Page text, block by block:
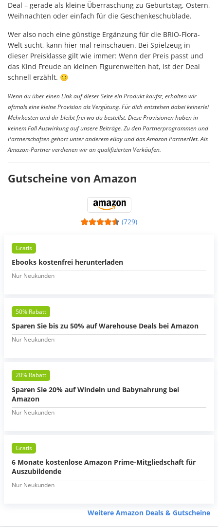
Deal – gerade als kleine Überraschung zu Geburtstag, Ostern,
Weihnachten oder einfach für die Geschenkeschublade.
Wer also noch eine günstige Ergänzung für die BRIO-Flora-
Welt sucht, kann hier mal reinschauen. Bei Spielzeug in
dieser Preisklasse gilt wie immer: Wenn der Preis passt und
das Kind Freude an kleinen Figurenwelten hat, ist der Deal
schnell erzählt. 🙂
Wenn du über einen Link auf dieser Seite ein Produkt kaufst, erhalten wir
oftmals eine kleine Provision als Vergütung. Für dich entstehen dabei keinerlei
Mehrkosten und dir bleibt frei wo du bestellst. Diese Provisionen haben in
keinem Fall Auswirkung auf unsere Beiträge. Zu den Partnerprogrammen und
Partnerschaften gehört unter anderem eBay und das Amazon PartnerNet. Als
Amazon-Partner verdienen wir an qualifizierten Verkäufen.
Gutscheine von Amazon
(729)
Gratis
Ebooks kostenfrei herunterladen
Nur Neukunden
50% Rabatt
Sparen Sie bis zu 50% auf Warehouse Deals bei Amazon
Nur Neukunden
20% Rabatt
Sparen Sie 20% auf Windeln und Babynahrung bei
Amazon
Nur Neukunden
Gratis
6 Monate kostenlose Amazon Prime-Mitgliedschaft für
Auszubildende
Nur Neukunden
Weitere Amazon Deals & Gutscheine